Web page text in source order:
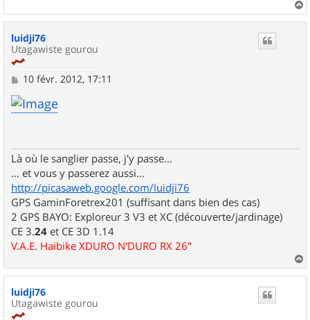
a
luidji76
Utagawiste gourou
M
s
s
10 févr. 2012, 17:11
Là où le sanglier passe, j'y passe...
... et vous y passerez aussi...
http://picasaweb.google.com/luidji76
GPS GaminForetrex201 (suffisant dans bien des cas)
2 GPS BAYO: Exploreur 3 V3 et XC (découverte/jardinage)
CE 3.24 et CE 3D 1.14
V.A.E. Haibike XDURO N'DURO RX 26"
a
luidji76
Utagawiste gourou